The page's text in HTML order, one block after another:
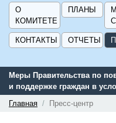
О
КОМИТЕТЕ
ПЛАНЫ
КОНТАКТЫ ОТЧЕТЫ
Меры Правительства по
и поддержке граждан в
Главная
Пресс-центр